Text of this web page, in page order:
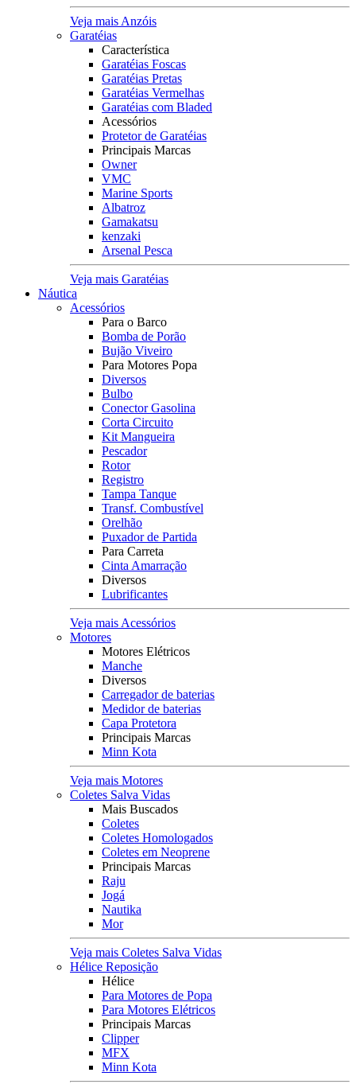
Veja mais Anzóis
Garatéias
Característica
Garatéias Foscas
Garatéias Pretas
Garatéias Vermelhas
Garatéias com Bladed
Acessórios
Protetor de Garatéias
Principais Marcas
Owner
VMC
Marine Sports
Albatroz
Gamakatsu
kenzaki
Arsenal Pesca
Veja mais Garatéias
Náutica
Acessórios
Para o Barco
Bomba de Porão
Bujão Viveiro
Para Motores Popa
Diversos
Bulbo
Conector Gasolina
Corta Circuito
Kit Mangueira
Pescador
Rotor
Registro
Tampa Tanque
Transf. Combustível
Orelhão
Puxador de Partida
Para Carreta
Cinta Amarração
Diversos
Lubrificantes
Veja mais Acessórios
Motores
Motores Elétricos
Manche
Diversos
Carregador de baterias
Medidor de baterias
Capa Protetora
Principais Marcas
Minn Kota
Veja mais Motores
Coletes Salva Vidas
Mais Buscados
Coletes
Coletes Homologados
Coletes em Neoprene
Principais Marcas
Raju
Jogá
Nautika
Mor
Veja mais Coletes Salva Vidas
Hélice Reposição
Hélice
Para Motores de Popa
Para Motores Elétricos
Principais Marcas
Clipper
MFX
Minn Kota